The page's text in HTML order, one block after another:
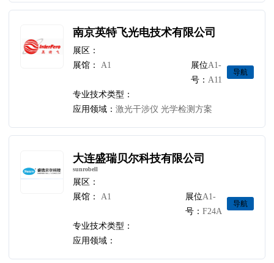
南京英特飞光电技术有限公司
展区：
展馆：
A1
展位
号：
A1-
A11
导航
专业技术类型：
应用领域：激光干涉仪 光学检测方案
大连盛瑞贝尔科技有限公司
sunrobell
展区：
展馆：
A1
展位
号：
A1-
F24A
导航
专业技术类型：
应用领域：